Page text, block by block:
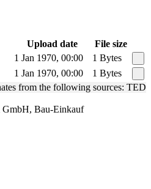
Upload date
File size
1 Jan 1970, 00:00
1 Bytes
1 Jan 1970, 00:00
1 Bytes
from the following sources: TED
GmbH, Bau-Einkauf